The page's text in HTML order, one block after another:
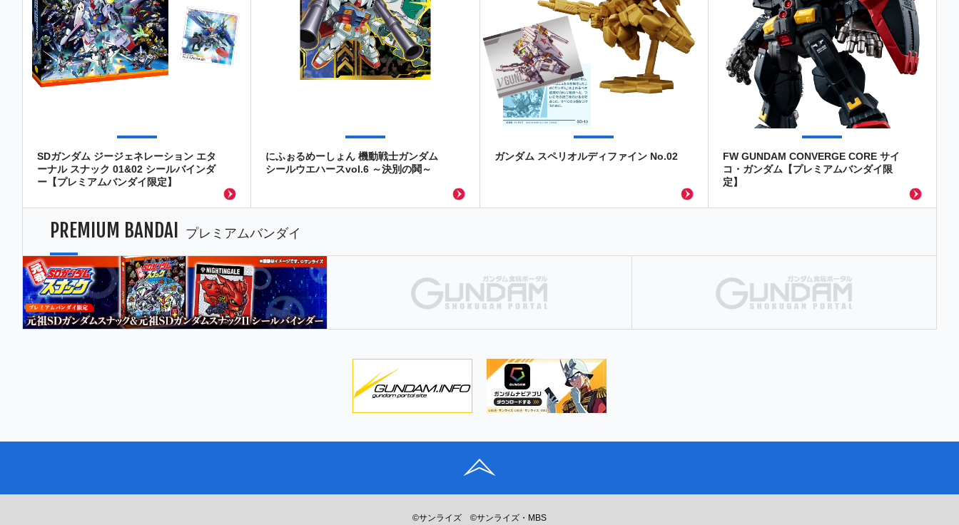
SDガンダム ジージェネレーション エタ
ーナル スナック 01&02 シールバインダ
ー【プレミアムバンダイ限定】
にふぉるめーしょん 機動戦士ガンダム
シールウエハースvol.6 ～決別の鬨～
ガンダム スペリオルディファイン No.02
FW GUNDAM CONVERGE CORE サイ
コ・ガンダム【プレミアムバンダイ限
定】
PREMIUM BANDAI プレミアムバンダイ
©サンライズ ©サンライズ・MBS